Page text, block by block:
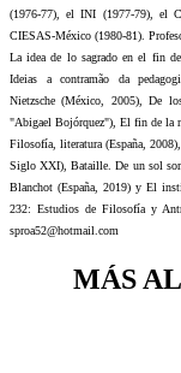
(1976-77), el INI (1977-79), el
CIESAS-México (1980-81).
La idea de lo sagrado en el fin
Ideias a contramão da
Nietzsche (México, 2005), De
"Abigael Bojórquez"), El fin de la
Filosofía, literatura (España,
Siglo XXI), Bataille. De un sol
Blanchot (España, 2019) y El
232: Estudios de Filosofía y
sproa52@hotmail.com
MÁS